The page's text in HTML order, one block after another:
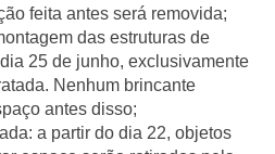
feita antes será removida;
das estruturas de
25 de junho, exclusivamente
Nenhum brincante
antes disso;
a partir do dia 22, objetos